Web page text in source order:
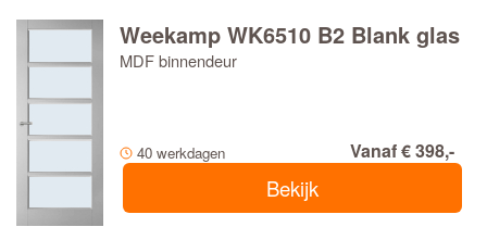
Weekamp WK6510 B2 Blank glas
MDF binnendeur
40 werkdagen Vanaf € 398,-
Bekijk